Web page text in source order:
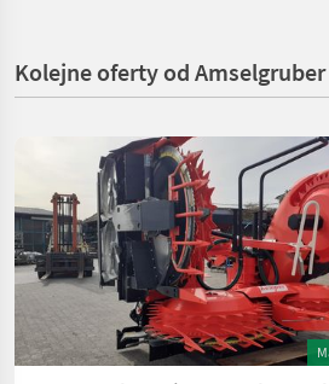
Kolejne oferty od